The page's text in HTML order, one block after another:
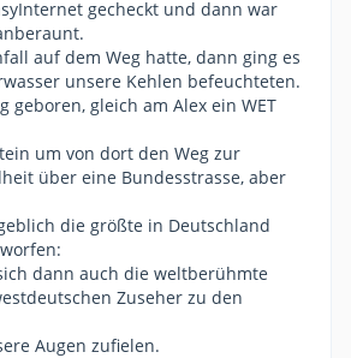
gecheckt und dann war
auf dem Weg hatte, dann ging es
unsere Kehlen befeuchteten.
gleich am Alex ein WET
um von dort den Weg zur
über eine Bundesstrasse, aber
die größte in Deutschland
dann auch die weltberühmte
Zuseher zu den
Augen zufielen.